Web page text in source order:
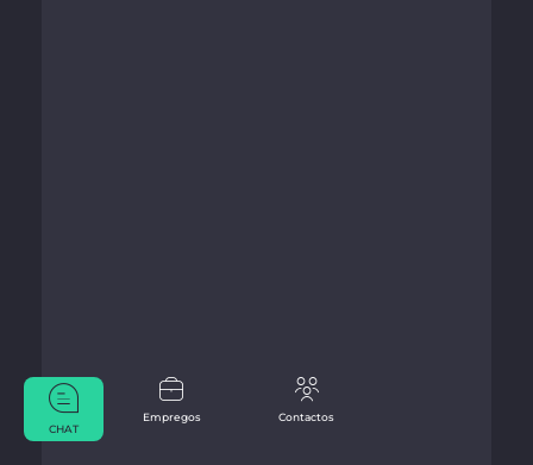
Empregos
Contactos
CHAT